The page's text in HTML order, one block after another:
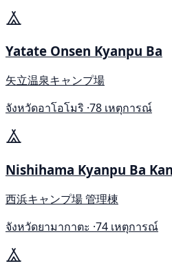
Yatate Onsen Kyanpu Ba
矢立温泉キャンプ場
จังหวัดอาโอโมริ ·78 เหตุการณ์
Nishihama Kyanpu Ba
西浜キャンプ場 管理棟
จังหวัดยามากาตะ ·74 เหตุการณ์